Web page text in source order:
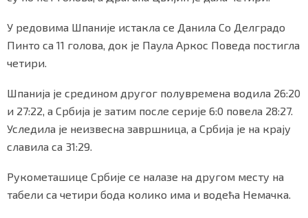
У редовима Шпаније истакла се Данила Со Делградо
Пинто са 11 голова, док је Паула Аркос Поведа постигла
четири.
Шпанија је средином другог полувремена водила 26:20
и 27:22, а Србија је затим после серије 6:0 повела 28:27.
Уследила је неизвесна завршница, а Србија је на крају
славила са 31:29.
Рукометашице Србије се налазе на другом месту на
табели са четири бода колико има и водећа Немачка.
СПОРТ
redakcija@gradskeinfo.rs
ПРАТИТЕ НАС